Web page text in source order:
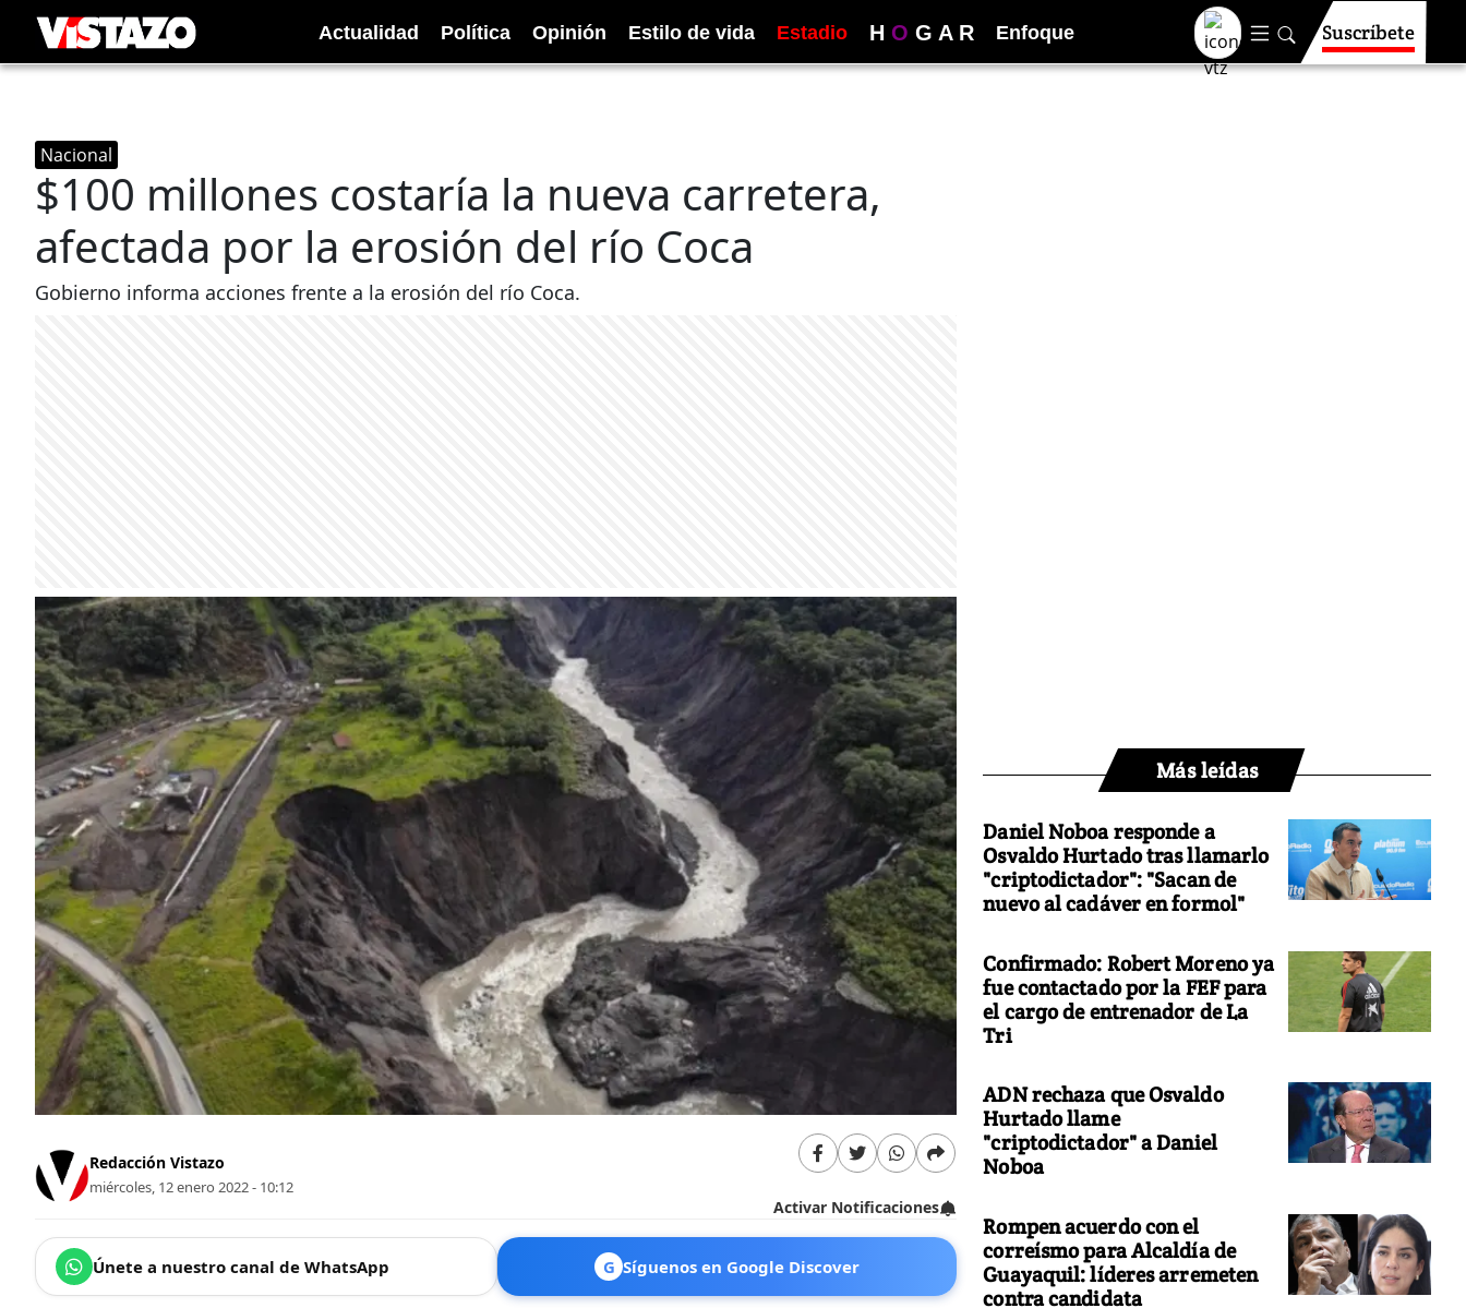
Actualidad Política Opinión Estilo de vida Estadio H O G A R Enfoque Suscríbete
Nacional
$100 millones costaría la nueva carretera,
afectada por la erosión del río Coca
Gobierno informa acciones frente a la erosión del río Coca.
Redacción Vistazo
miércoles, 12 enero 2022 - 10:12
Activar Notificaciones
Únete a nuestro canal de WhatsApp G Síguenos en Google Discover
Más leídas
Daniel Noboa responde a
Osvaldo Hurtado tras llamarlo
"criptodictador": "Sacan de
nuevo al cadáver en formol"
Confirmado: Robert Moreno ya
fue contactado por la FEF para
el cargo de entrenador de La
Tri
ADN rechaza que Osvaldo
Hurtado llame
"criptodictador" a Daniel
Noboa
Rompen acuerdo con el
correísmo para Alcaldía de
Guayaquil: líderes arremeten
contra candidata